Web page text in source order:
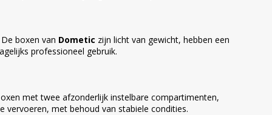
boxen van Dometic zijn licht van gewicht, hebben een
professioneel gebruik.
met twee afzonderlijk instelbare compartimenten,
vervoeren, met behoud van stabiele condities.